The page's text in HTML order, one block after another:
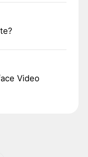
Video